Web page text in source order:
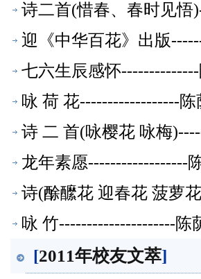
诗二首(惜春、春时见悟
迎《中华百花》出版
七六生辰感怀
咏 荷 花------------------
诗 二 首(咏樱花 咏梅
龙年素愿------------------
诗(酴醿花 迎春花 菠萝
咏 竹---------------------陈
[2011年校友文萃]